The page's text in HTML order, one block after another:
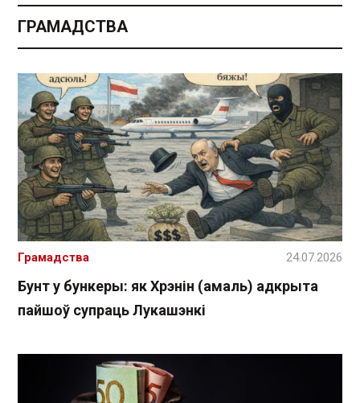
ГРАМАДСТВА
Бунт у бункеры: як Хрэнін (амаль) адкрыта
пайшоў супраць Лукашэнкі
Грамадства 24.07.2026